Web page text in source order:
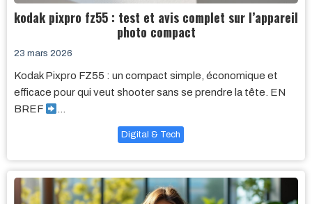
kodak pixpro fz55 : test et avis complet sur l’appareil
photo compact
23 mars 2026
Kodak Pixpro FZ55 : un compact simple, économique et
efficace pour qui veut shooter sans se prendre la tête. EN
BREF
Digital & Tech